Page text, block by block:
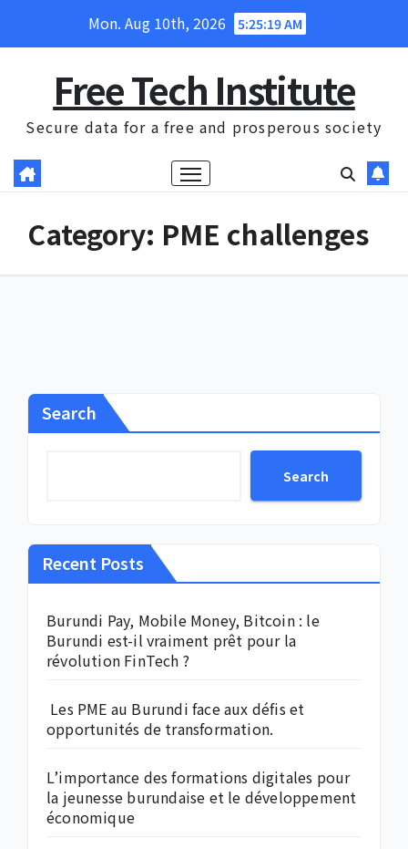
Mon. Aug 10th, 2026 5:25:19 AM
Free Tech Institute
Secure data for a free and prosperous society
Category: PME challenges
Search
Search
Recent Posts
Burundi Pay, Mobile Money, Bitcoin : le
Burundi est-il vraiment prêt pour la
révolution FinTech ?
Les PME au Burundi face aux défis et
opportunités de transformation.
L’importance des formations digitales pour
la jeunesse burundaise et le développement
économique